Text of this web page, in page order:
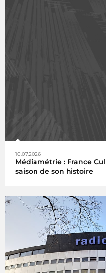
10.07.2026
Médiamétrie : France
saison de son histoire